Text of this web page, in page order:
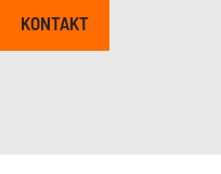
KONTAKT